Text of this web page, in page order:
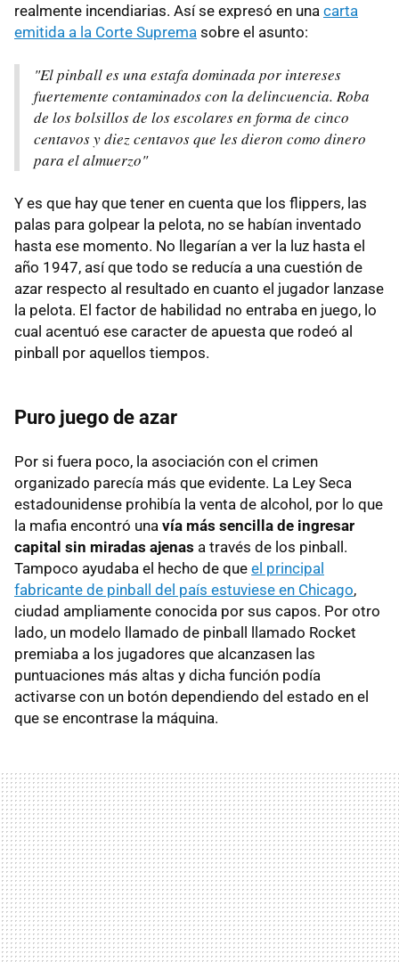
realmente incendiarias. Así se expresó en una carta
emitida a la Corte Suprema sobre el asunto:
"El pinball es una estafa dominada por intereses
fuertemente contaminados con la delincuencia. Roba
de los bolsillos de los escolares en forma de cinco
centavos y diez centavos que les dieron como dinero
para el almuerzo"
Y es que hay que tener en cuenta que los flippers, las
palas para golpear la pelota, no se habían inventado
hasta ese momento. No llegarían a ver la luz hasta el
año 1947, así que todo se reducía a una cuestión de
azar respecto al resultado en cuanto el jugador lanzase
la pelota. El factor de habilidad no entraba en juego, lo
cual acentuó ese caracter de apuesta que rodeó al
pinball por aquellos tiempos.
Puro juego de azar
Por si fuera poco, la asociación con el crimen
organizado parecía más que evidente. La Ley Seca
estadounidense prohibía la venta de alcohol, por lo que
la mafia encontró una vía más sencilla de ingresar
capital sin miradas ajenas a través de los pinball.
Tampoco ayudaba el hecho de que el principal
fabricante de pinball del país estuviese en Chicago,
ciudad ampliamente conocida por sus capos. Por otro
lado, un modelo llamado de pinball llamado Rocket
premiaba a los jugadores que alcanzasen las
puntuaciones más altas y dicha función podía
activarse con un botón dependiendo del estado en el
que se encontrase la máquina.